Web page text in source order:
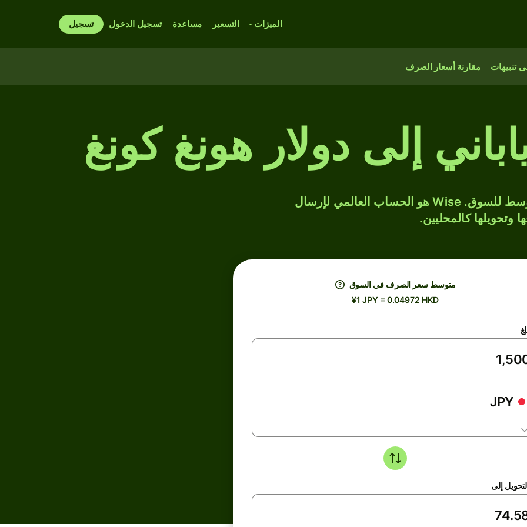
الميزات التسعير مساعدة تسجيل الدخول تسجيل
تنبيهات مقارنة أسعار الصرف
حوّل JPY إلى HKD بسعر الصرف المتوسط للسوق. Wise هو الحساب العالمي لإرسال
وتحويلها كالمحليين.
متوسط ​​سعر الصرف في السوق
¥1 JPY = 0.04972 HKD
JPY
إلى